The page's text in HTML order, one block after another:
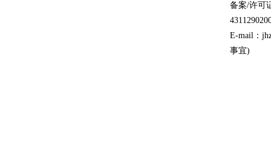
备案/许可
E-mail：
事宜)